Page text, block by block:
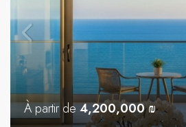
À partir de4,200,000 ₪